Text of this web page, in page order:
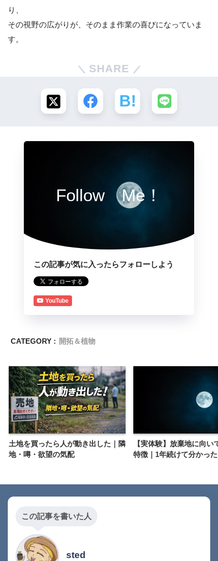
り、
その視野の広がりが、そのまま作業の喜びになっていま
す。
SHARE
Follow Me！
この記事が気に入ったらフォローしよう
YouTube
CATEGORY : 開拓＆植物
土地を買ったら人が動き出した｜隣
地・噂・欲望の気配
【実体験】放棄地に向い
特徴｜1年続けて分かっ
この記事を書いた人
sted